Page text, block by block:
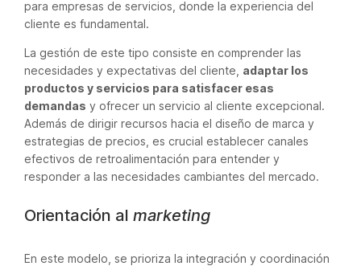
para empresas de servicios, donde la experiencia del
cliente es fundamental.
La gestión de este tipo consiste en comprender las
necesidades y expectativas del cliente, adaptar los
productos y servicios para satisfacer esas
demandas y ofrecer un servicio al cliente excepcional.
Además de dirigir recursos hacia el diseño de marca y
estrategias de precios, es crucial establecer canales
efectivos de retroalimentación para entender y
responder a las necesidades cambiantes del mercado.
Orientación al marketing
En este modelo, se prioriza la integración y coordinación